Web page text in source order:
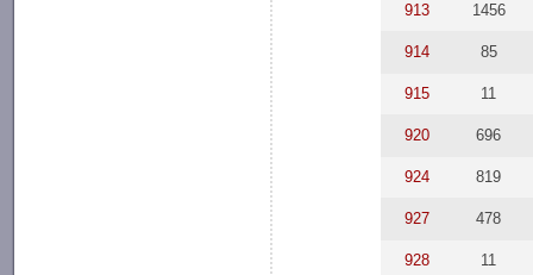
913 1456
914 85
915 11
920 696
924 819
927 478
928 11